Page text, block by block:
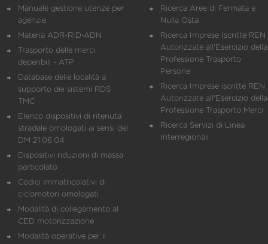
Manuale gestione utenze per
agenzie
Materia ADR-RID-ADN
Trasporto delle merci
deperibili - ATP
Database delle località a
supporto dei sistemi RDS
TMC
Elenco dispositivi di ritenuta
stradale omologati ai sensi del
DM 21.06.04
Dispositivi riduzioni di massa
particolato
Codici immatricolativi di
ciclomotori omologati
Modalità di collegamento al
CED motorizzazione
Modalità operative per il
Ricerca Aree di Fermata e
Nulla Osta
Ricerca Imprese Iscritte REN
Autorizzate all'Esercizio della
Professione Trasporto
Persone
Ricerca Imprese iscritte REN
Autorizzate all'Esercizio della
Professione Trasporto Merci
Ricerca Servizi di Linea
Interregionali